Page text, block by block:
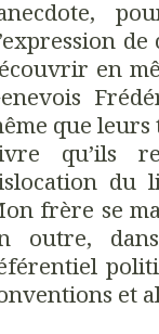
en
que leurs
qu’ils
du
frère se
outre,
et